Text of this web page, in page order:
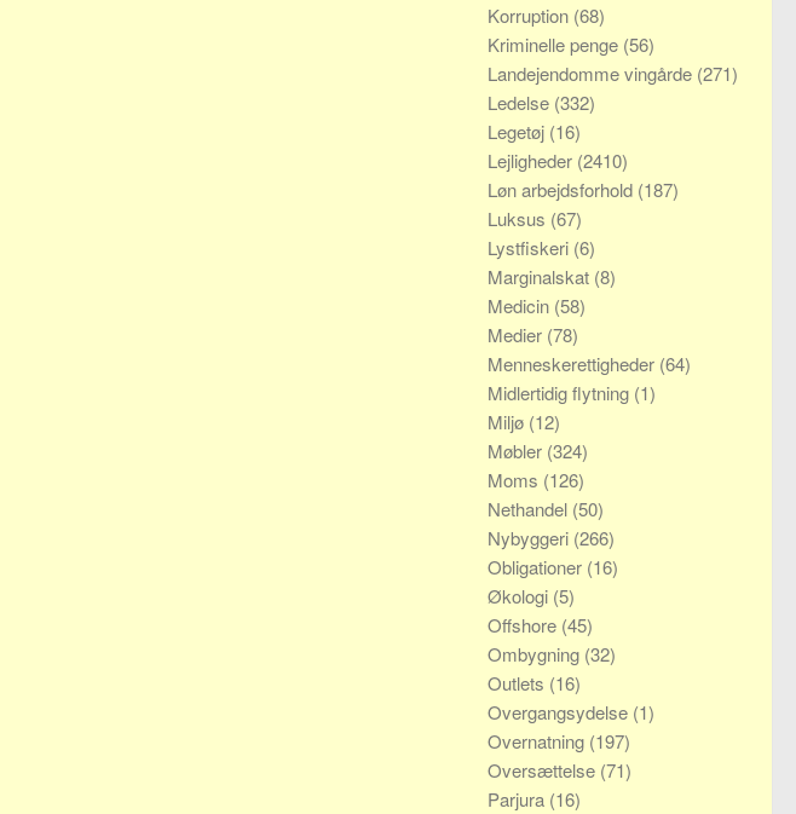
Korruption (68)
Kriminelle penge (56)
Landejendomme vingårde (271)
Ledelse (332)
Legetøj (16)
Lejligheder (2410)
Løn arbejdsforhold (187)
Luksus (67)
Lystfiskeri (6)
Marginalskat (8)
Medicin (58)
Medier (78)
Menneskerettigheder (64)
Midlertidig flytning (1)
Miljø (12)
Møbler (324)
Moms (126)
Nethandel (50)
Nybyggeri (266)
Obligationer (16)
Økologi (5)
Offshore (45)
Ombygning (32)
Outlets (16)
Overgangsydelse (1)
Overnatning (197)
Oversættelse (71)
Parjura (16)